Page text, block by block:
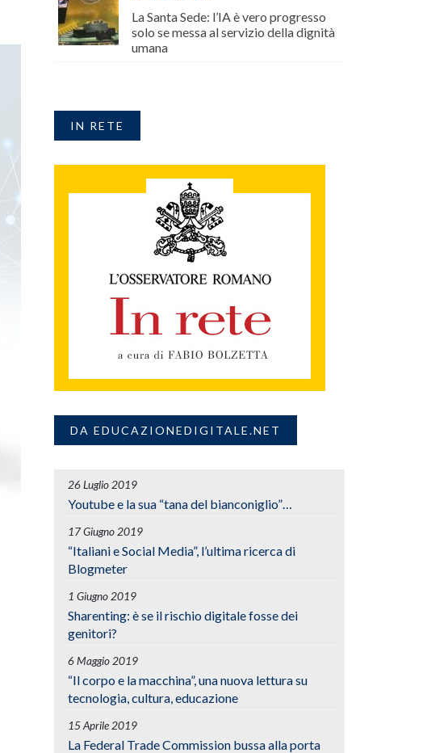
La Santa Sede: l’IA è vero progresso
solo se messa al servizio della dignità
umana
IN RETE
DA EDUCAZIONEDIGITALE.NET
26 Luglio 2019
Youtube e la sua “tana del bianconiglio”…
17 Giugno 2019
“Italiani e Social Media”, l’ultima ricerca di
Blogmeter
1 Giugno 2019
Sharenting: è se il rischio digitale fosse dei
genitori?
6 Maggio 2019
“Il corpo e la macchina”, una nuova lettura su
tecnologia, cultura, educazione
15 Aprile 2019
La Federal Trade Commission bussa alla porta